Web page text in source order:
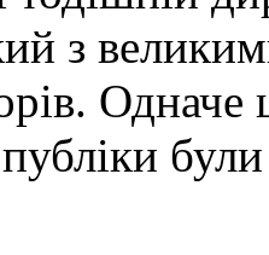
з
Одначе